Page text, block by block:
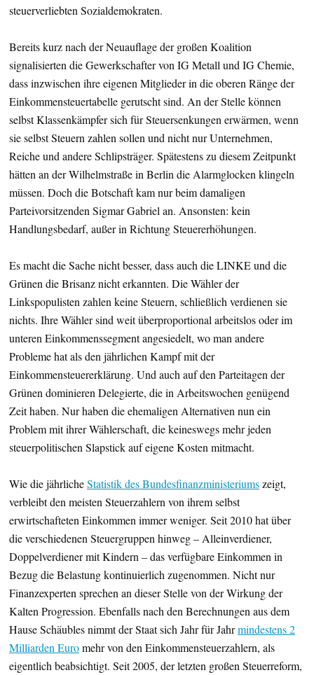
steuerverliebten Sozialdemokraten.
Bereits kurz nach der Neuauflage der großen Koalition
signalisierten die Gewerkschafter von IG Metall und IG Chemie,
dass inzwischen ihre eigenen Mitglieder in die oberen Ränge der
Einkommensteuertabelle gerutscht sind. An der Stelle können
selbst Klassenkämpfer sich für Steuersenkungen erwärmen, wenn
sie selbst Steuern zahlen sollen und nicht nur Unternehmen,
Reiche und andere Schlipsträger. Spätestens zu diesem Zeitpunkt
hätten an der Wilhelmstraße in Berlin die Alarmglocken klingeln
müssen. Doch die Botschaft kam nur beim damaligen
Parteivorsitzenden Sigmar Gabriel an. Ansonsten: kein
Handlungsbedarf, außer in Richtung Steuererhöhungen.
Es macht die Sache nicht besser, dass auch die LINKE und die
Grünen die Brisanz nicht erkannten. Die Wähler der
Linkspopulisten zahlen keine Steuern, schließlich verdienen sie
nichts. Ihre Wähler sind weit überproportional arbeitslos oder im
unteren Einkommenssegment angesiedelt, wo man andere
Probleme hat als den jährlichen Kampf mit der
Einkommensteuererklärung. Und auch auf den Parteitagen der
Grünen dominieren Delegierte, die in Arbeitswochen genügend
Zeit haben. Nur haben die ehemaligen Alternativen nun ein
Problem mit ihrer Wählerschaft, die keineswegs mehr jeden
steuerpolitischen Slapstick auf eigene Kosten mitmacht.
Wie die jährlicheStatistik des Bundesfinanzministeriumszeigt,
verbleibt den meisten Steuerzahlern von ihrem selbst
erwirtschafteten Einkommen immer weniger. Seit 2010 hat über
die verschiedenen Steuergruppen hinweg – Alleinverdiener,
Doppelverdiener mit Kindern – das verfügbare Einkommen in
Bezug die Belastung kontinuierlich zugenommen. Nicht nur
Finanzexperten sprechen an dieser Stelle von der Wirkung der
Kalten Progression. Ebenfalls nach den Berechnungen aus dem
Hause Schäubles nimmt der Staat sich Jahr für Jahrmindestens 2
Milliarden Euromehr von den Einkommensteuerzahlern, als
eigentlich beabsichtigt. Seit 2005, der letzten großen Steuerreform,